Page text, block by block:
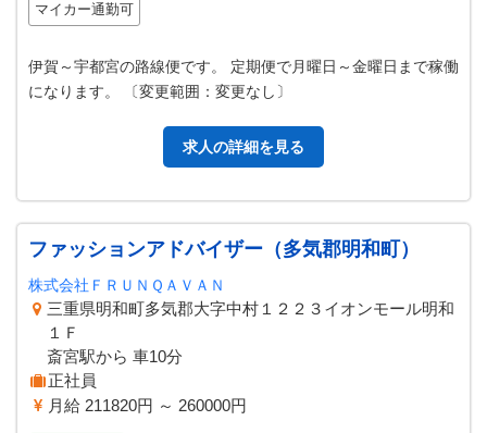
マイカー通勤可
伊賀～宇都宮の路線便です。 定期便で月曜日～金曜日まで稼働
になります。 〔変更範囲：変更なし〕
求人の詳細を見る
ファッションアドバイザー（多気郡明和町）
株式会社ＦＲＵＮＱＡＶＡＮ
三重県明和町多気郡大字中村１２２３イオンモール明和
１Ｆ
斎宮駅から 車10分
正社員
月給 211820円 ～ 260000円